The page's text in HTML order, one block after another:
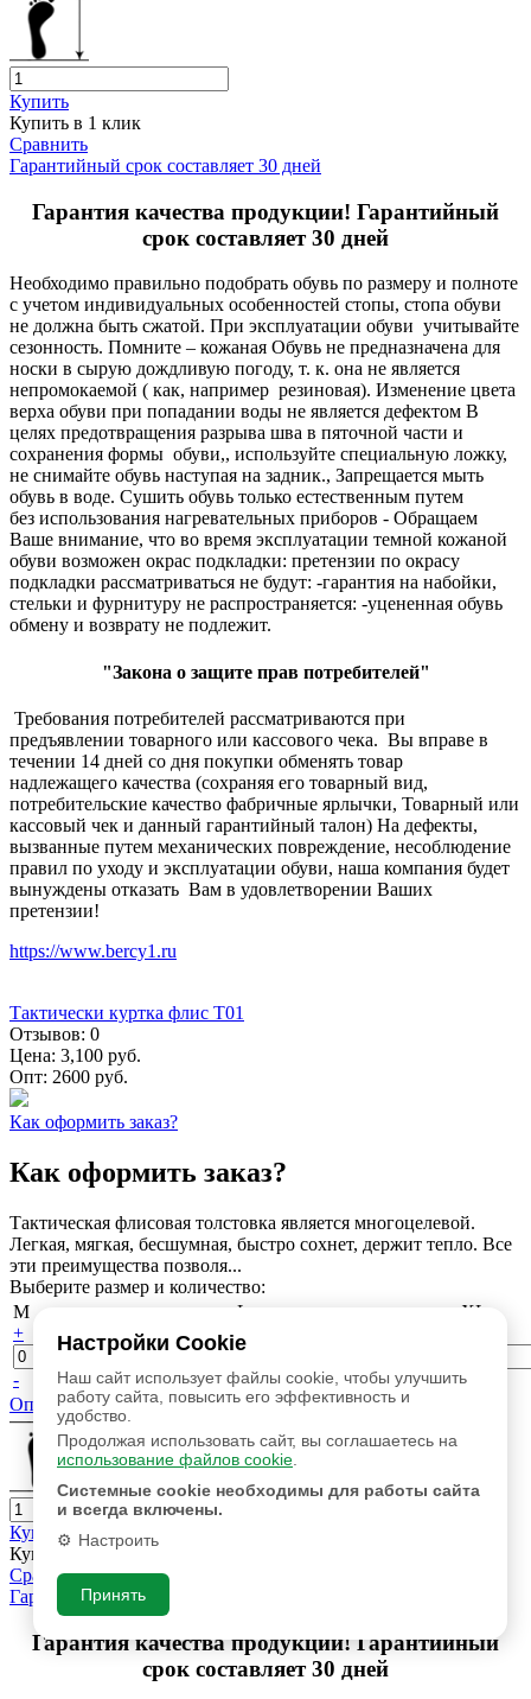
Настройки Cookie
Наш сайт использует файлы cookie, чтобы улучшить
работу сайта, повысить его эффективность и
удобство.
Продолжая использовать сайт, вы соглашаетесь на
использование файлов cookie
Системные cookie необходимы для работы сайта
и всегда включены.
Настроить
Принять
Купить
Купить в 1 клик
Сравнить
Гарантийный срок составляет 30 дней
Гарантия качества продукции! Гарантийный
срок составляет 30 дней
Необходимо правильно подобрать обувь по размеру и полноте
с учетом индивидуальных особенностей стопы, стопа обуви
не должна быть сжатой. При эксплуатации обуви учитывайте
сезонность. Помните – кожаная Обувь не предназначена для
носки в сырую дождливую погоду, т. к. она не является
непромокаемой ( как, например резиновая). Изменение цвета
верха обуви при попадании воды не является дефектом В
целях предотвращения разрыва шва в пяточной части и
сохранения формы обуви,, используйте специальную ложку,
не снимайте обувь наступая на задник., Запрещается мыть
обувь в воде. Сушить обувь только естественным путем
без использования нагревательных приборов - Обращаем
Ваше внимание, что во время эксплуатации темной кожаной
обуви возможен окрас подкладки: претензии по окрасу
подкладки рассматриваться не будут: -гарантия на набойки,
стельки и фурнитуру не распространяется: -уцененная обувь
обмену и возврату не подлежит.
"Закона о защите прав потребителей"
Требования потребителей рассматриваются при
предъявлении товарного или кассового чека. Вы вправе в
течении 14 дней со дня покупки обменять товар
надлежащего качества (сохраняя его товарный вид,
потребительские качество фабричные ярлычки, Товарный или
кассовый чек и данный гарантийный талон) На дефекты,
вызванные путем механических повреждение, несоблюдение
правил по уходу и эксплуатации обуви, наша компания будет
вынуждены отказать Вам в удовлетворении Ваших
претензии!
https://www.bercy1.ru
Тактически куртка флис Т01
Отзывов: 0
Цена: 3,100 руб.
Опт: 2600 руб.
Как оформить заказ?
Как оформить заказ?
Тактическая флисовая толстовка является многоцелевой.
Легкая, мягкая, бесшумная, быстро сохнет, держит тепло. Все
эти преимущества позволя...
Выберите размер и количество:
M
+
-
L
-
XL
-
Определить размер
Купить
Купить в 1 клик
Сравнить
Гарантийный срок составляет 30 дней
Гарантия качества продукции! Гарантийный
срок составляет 30 дней